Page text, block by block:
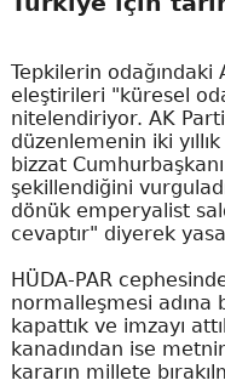
Tepkilerin odağındaki
eleştirileri "küresel
nitelendiriyor. AK
düzenlemenin iki
bizzat
şekillendiğini
dönük emperyalist
cevaptır" diyerek
HÜDA-PAR
normalleşmesi adına
kapattık ve imzayı
kanadından ise
kararın millete